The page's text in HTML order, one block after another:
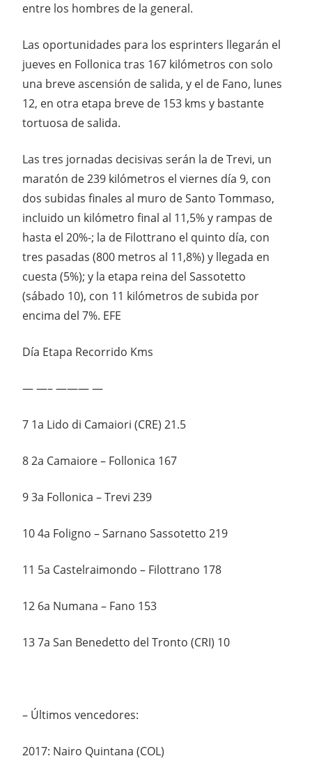
entre los hombres de la general.
Las oportunidades para los esprinters llegarán el
jueves en Follonica tras 167 kilómetros con solo
una breve ascensión de salida, y el de Fano, lunes
12, en otra etapa breve de 153 kms y bastante
tortuosa de salida.
Las tres jornadas decisivas serán la de Trevi, un
maratón de 239 kilómetros el viernes día 9, con
dos subidas finales al muro de Santo Tommaso,
incluido un kilómetro final al 11,5% y rampas de
hasta el 20%-; la de Filottrano el quinto día, con
tres pasadas (800 metros al 11,8%) y llegada en
cuesta (5%); y la etapa reina del Sassotetto
(sábado 10), con 11 kilómetros de subida por
encima del 7%. EFE
Día Etapa Recorrido Kms
— —– ——— —
7 1a Lido di Camaiori (CRE) 21.5
8 2a Camaiore – Follonica 167
9 3a Follonica – Trevi 239
10 4a Foligno – Sarnano Sassotetto 219
11 5a Castelraimondo – Filottrano 178
12 6a Numana – Fano 153
13 7a San Benedetto del Tronto (CRI) 10
– Últimos vencedores:
2017: Nairo Quintana (COL)